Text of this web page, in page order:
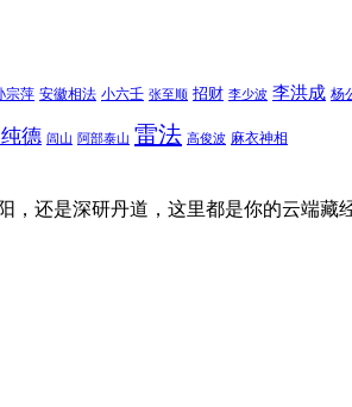
宗萍 安徽相法 小六壬 张至顺 招财 李少波 李洪成 杨
德 闾山 阿部泰山 雷法 高俊波 麻衣神相
还是深研丹道，这里都是你的云端藏